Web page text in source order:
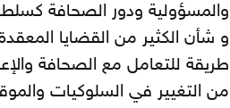
والمسؤولية ودور الصحافة
و شأن الكثير من القضايا
طريقة للتعامل مع الصحافة
من التغيير في السلوكيات